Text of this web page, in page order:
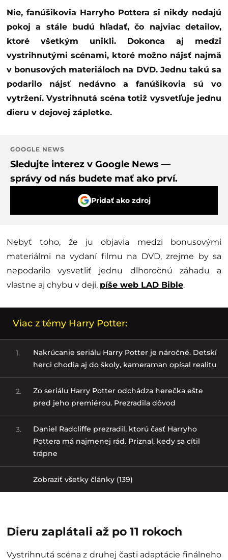
Nie, fanúšikovia Harryho Pottera si nikdy nedajú
pokoj a stále budú hľadať, čo najviac detailov,
ktoré všetkým unikli. Dokonca aj medzi
vystrihnutými scénami, ktoré možno nájsť najmä
v bonusových materiáloch na DVD. Jednu takú sa
podarilo nájsť nedávno a fanúšikovia sú vo
vytržení. Vystrihnutá scéna totiž vysvetľuje jednu
dieru v dejovej zápletke.
GOOGLE NEWS
Sledujte interez v Google News —
správy od nás budete mať ako prví.
Pridať ako zdroj
Nebyť toho, že ju objavia medzi bonusovými
materiálmi na vydaní filmu na DVD, zrejme by sa
nepodarilo vysvetliť jednu dlhoročnú záhadu a
vlastne aj chybu v deji, píše web LAD Bible.
Viac z témy Harry Potter:
1.
Nakrúcanie seriálu Harry Potter je náročné. Detskí
herci chodia aj do školy, kameraman opísal realitu
2.
Zo seriálu Harry Potter odchádza herečka ešte
pred jeho premiérou. Prezradila dôvod
3.
Daniel Radcliffe prezradil, ktorú časť Harryho
Pottera má najmenej rád. Priznal, kedy sa cítil
trápne
Zobraziť všetky články (139)
Dieru zaplátali až po 11 rokoch
Vystrihnutá scéna z druhej časti adaptácie finálneho